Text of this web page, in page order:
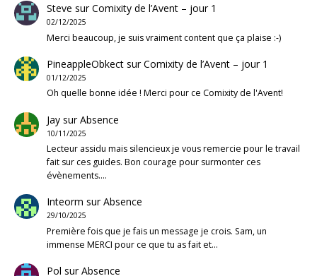
Steve surComixity de l’Avent – jour 1
02/12/2025
Merci beaucoup, je suis vraiment content que ça plaise :-)
PineappleObkectsurComixity de l’Avent – jour 1
01/12/2025
Oh quelle bonne idée ! Merci pour ce Comixity de l'Avent!
JaysurAbsence
10/11/2025
Lecteur assidu mais silencieux je vous remercie pour le travail
fait sur ces guides. Bon courage pour surmonter ces
évènements.…
Inteorm surAbsence
29/10/2025
Première fois que je fais un message je crois. Sam, un
immense MERCI pour ce que tu as fait et…
Pol surAbsence